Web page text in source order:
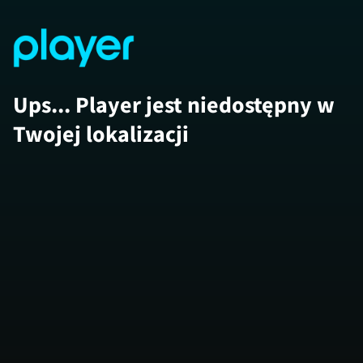
Ups... Player jest niedostępny w
Twojej lokalizacji